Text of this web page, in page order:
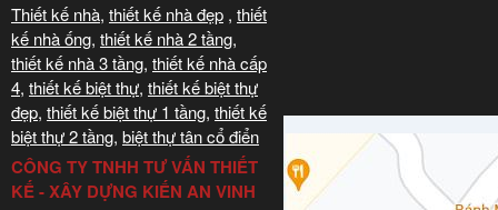
Thiết kế nhà, thiết kế nhà đẹp , thiết
kế nhà ống, thiết kế nhà 2 tầng,
thiết kế nhà 3 tầng, thiết kế nhà cấp
4, thiết kế biệt thự, thiết kế biệt thự
đẹp, thiết kế biệt thự 1 tầng, thiết kế
biệt thự 2 tầng, biệt thự tân cổ điển
CÔNG TY TNHH TƯ VẤN THIẾT
KẾ - XÂY DỰNG KIẾN AN VINH